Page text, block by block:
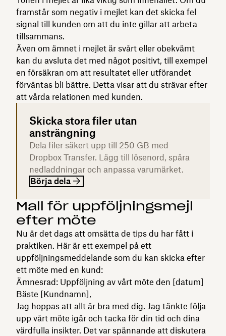
framstår som negativ i mejlet kan det skicka fel
signal till kunden om att du inte gillar att arbeta
tillsammans.
Även om ämnet i mejlet är svårt eller obekvämt
kan du avsluta det med något positivt, till exempel
en försäkran om att resultatet eller utförandet
förväntas bli bättre. Detta visar att du strävar efter
att vårda relationen med kunden.
Skicka stora filer utan
ansträngning
Dela filer säkert upp till 250 GB med
Dropbox Transfer. Lägg till lösenord, spåra
nedladdningar och anpassa varumärket.
Börja dela
Mall för uppföljningsmejl
efter möte
Nu är det dags att omsätta de tips du har fått i
praktiken. Här är ett exempel på ett
uppföljningsmeddelande som du kan skicka efter
ett möte med en kund:
Ämnesrad: Uppföljning av vårt möte den [datum]
Bäste [Kundnamn],
Jag hoppas att allt är bra med dig. Jag tänkte följa
upp vårt möte igår och tacka för din tid och dina
värdfulla insikter. Det var spännande att diskutera